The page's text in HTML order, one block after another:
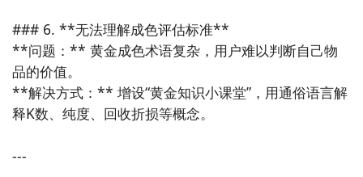
### 6. **无法理解成色评估标准**
**问题：** 黄金成色术语复杂，用户难以判断自己物
品的价值。
**解决方式：** 增设“黄金知识小课堂”，用通俗语言解
释K数、纯度、回收折损等概念。
---